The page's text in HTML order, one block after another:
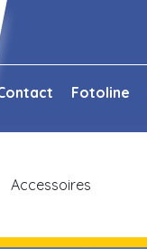
Fotoline
Accessoires